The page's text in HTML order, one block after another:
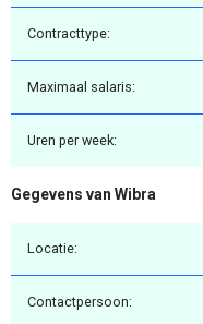
Contracttype:
Maximaal salaris:
Uren per week:
Gegevens van Wibra
Locatie:
Contactpersoon: